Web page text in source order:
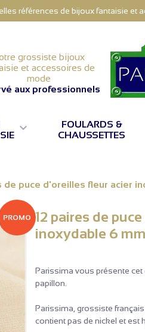
références de bijoux fantaisie et
grossiste bijoux
et accessoires de
mode
aux professionnels

FOULARDS &
CHAUSSETTES
de puce d'oreilles fleur acier
PROMO 12 paires de
inoxydable 6
Parissima vous présente
papillon.
Parissima, grossiste
contient pas de nickel et est